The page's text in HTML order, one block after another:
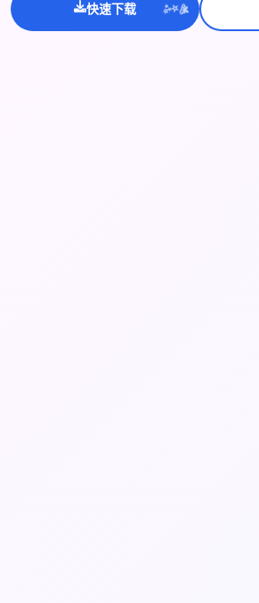
快速下载 ✨⭐💫